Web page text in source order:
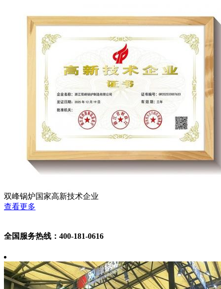
双峰锅炉国家高新技术企业
查看更多
全国服务热线：400-181-0616